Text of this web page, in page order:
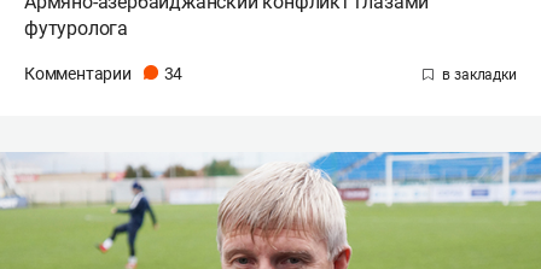
футуролога
Комментарии 34